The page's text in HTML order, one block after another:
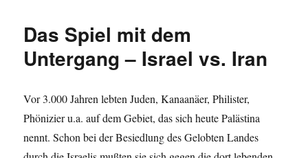
Das Spiel mit dem
Untergang – Israel vs. Iran
Vor 3.000 Jahren lebten Juden, Kanaanäer, Philister,
Phönizier u.a. auf dem Gebiet, das sich heute Palästina
nennt. Schon bei der Besiedlung des Gelobten Landes